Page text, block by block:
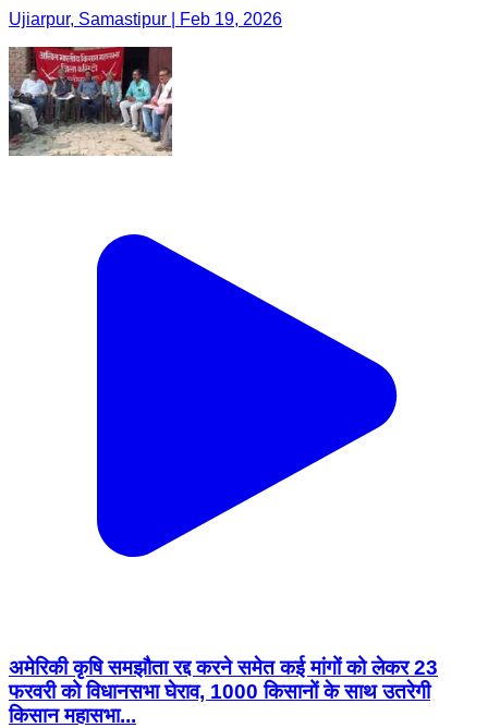
Ujiarpur, Samastipur | Feb 19, 2026
अमेरिकी कृषि समझौता रद्द करने समेत कई मांगों को लेकर 23
फरवरी को विधानसभा घेराव, 1000 किसानों के साथ उतरेगी
किसान महासभा...